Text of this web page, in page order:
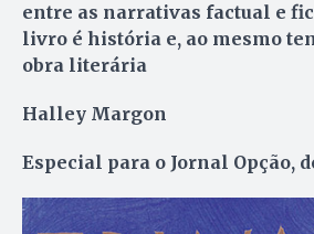
entre as narrativas factual e
livro é história e, ao mesmo
obra literária
Halley Margon
Especial para o Jornal Opção,